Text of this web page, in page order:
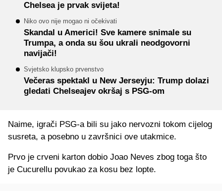
Chelsea je prvak svijeta!
Niko ovo nije mogao ni očekivati
Skandal u Americi! Sve kamere snimale su
Trumpa, a onda su šou ukrali neodgovorni
navijači!
Svjetsko klupsko prvenstvo
Večeras spektakl u New Jerseyju: Trump dolazi
gledati Chelseajev okršaj s PSG-om
Naime, igrači PSG-a bili su jako nervozni tokom cijelog
susreta, a posebno u završnici ove utakmice.
Prvo je crveni karton dobio Joao Neves zbog toga što
je Cucurellu povukao za kosu bez lopte.